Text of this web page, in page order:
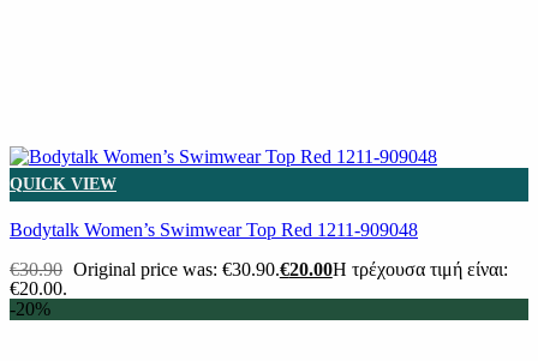
QUICK VIEW
Βodytalk Women’s Swimwear Top Red 1211-909048
€30.90 Original price was: €30.90.€20.00Η τρέχουσα τιμή είναι:
€20.00.
-20%